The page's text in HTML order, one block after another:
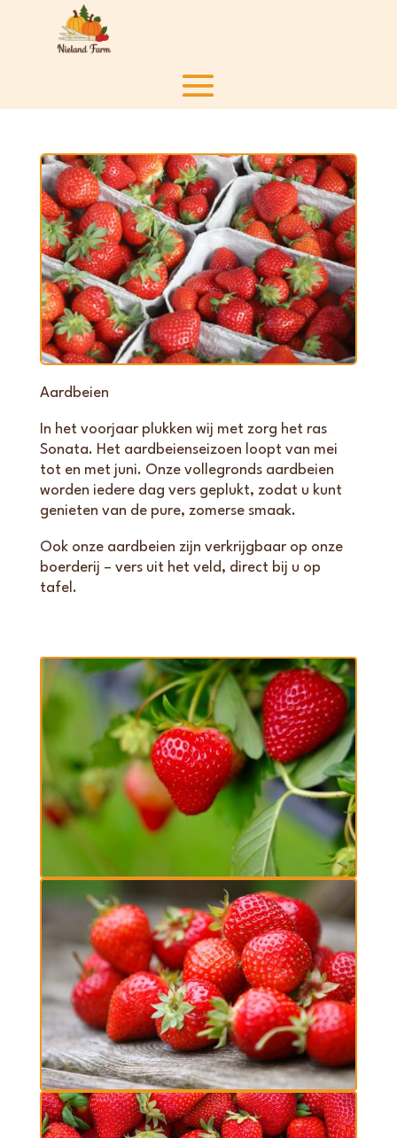
Aardbeien
In het voorjaar plukken wij met zorg het ras
Sonata. Het aardbeienseizoen loopt van mei
tot en met juni. Onze vollegronds aardbeien
worden iedere dag vers geplukt, zodat u kunt
genieten van de pure, zomerse smaak.
Ook onze aardbeien zijn verkrijgbaar op onze
boerderij – vers uit het veld, direct bij u op
tafel.